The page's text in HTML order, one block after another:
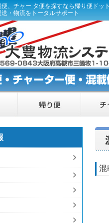
、チャー タ便を探すなら帰り便ドッ
・物流をトータルサポート
混